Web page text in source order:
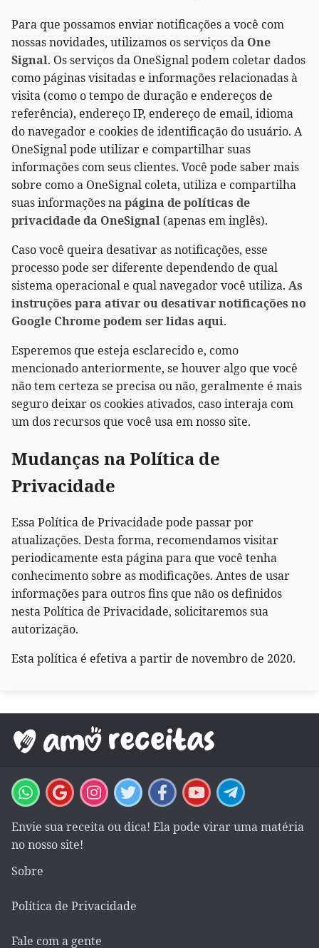
Para que possamos enviar notificações a você com
nossas novidades, utilizamos os serviços da One
Signal. Os serviços da OneSignal podem coletar dados
como páginas visitadas e informações relacionadas à
visita (como o tempo de duração e endereços de
referência), endereço IP, endereço de email, idioma
do navegador e cookies de identificação do usuário. A
OneSignal pode utilizar e compartilhar suas
informações com seus clientes. Você pode saber mais
sobre como a OneSignal coleta, utiliza e compartilha
suas informações napágina de políticas de
privacidade da OneSignal (apenas em inglês).
Caso você queira desativar as notificações, esse
processo pode ser diferente dependendo de qual
sistema operacional e qual navegador você utiliza. As
instruções para ativar ou desativar notificações no
Google Chrome podem ser lidas aqui.
Esperemos que esteja esclarecido e, como
mencionado anteriormente, se houver algo que você
não tem certeza se precisa ou não, geralmente é mais
seguro deixar os cookies ativados, caso interaja com
um dos recursos que você usa em nosso site.
Mudanças na Política de
Privacidade
Essa Política de Privacidade pode passar por
atualizações. Desta forma, recomendamos visitar
periodicamente esta página para que você tenha
conhecimento sobre as modificações. Antes de usar
informações para outros fins que não os definidos
nesta Política de Privacidade, solicitaremos sua
autorização.
Esta política é efetiva a partir de novembro de 2020.
Envie sua receita ou dica! Ela pode virar uma matéria
no nosso site!
Sobre
Política de Privacidade
Fale com a gente